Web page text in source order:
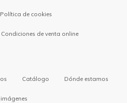
Política de cookies
Condiciones de venta online
Catálogo Dónde estamos